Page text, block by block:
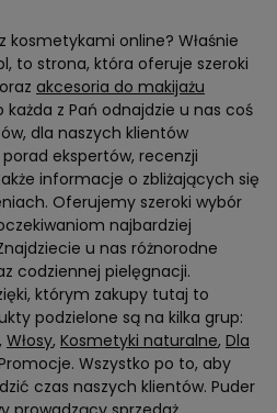
kosmetykami online? Właśnie
to strona, która oferuje szeroki
akcesoria do makijażu
z Pań odnajdzie u nas coś
dla naszych klientów
ekspertów, recenzji
informacje o zbliżających się
Oferujemy szeroki wybór
najbardziej
u nas różnorodne
codziennej pielęgnacji.
którym zakupy tutaj to
podzielone są na kilka grup:
, Włosy, Kosmetyki naturalne, Dla
Wszystko po to, aby
czas naszych klientów. Puder